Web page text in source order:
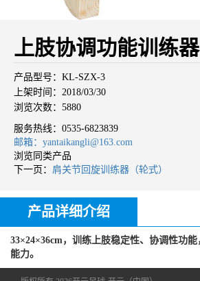
上肢协调功能训练器
产品型号：KL-SZX-3
上架时间：2018/03/30
浏览次数：5880
服务热线： 0535-6823839
邮箱：yantaikangli@163.com
浏览同类产品
下一页： 肩关节回旋训练器（轮式）
产品详细介绍
33×24×36cm，训练上肢稳定性、协调性功
能力。